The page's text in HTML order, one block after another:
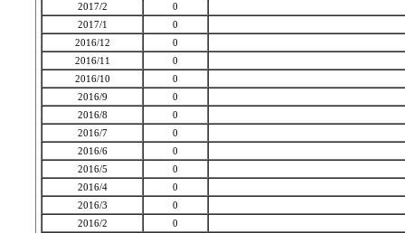
2017/2
0
2017/1
0
2016/12
0
2016/11
0
2016/10
0
2016/9
0
2016/8
0
2016/7
0
2016/6
0
2016/5
0
2016/4
0
2016/3
0
2016/2
0